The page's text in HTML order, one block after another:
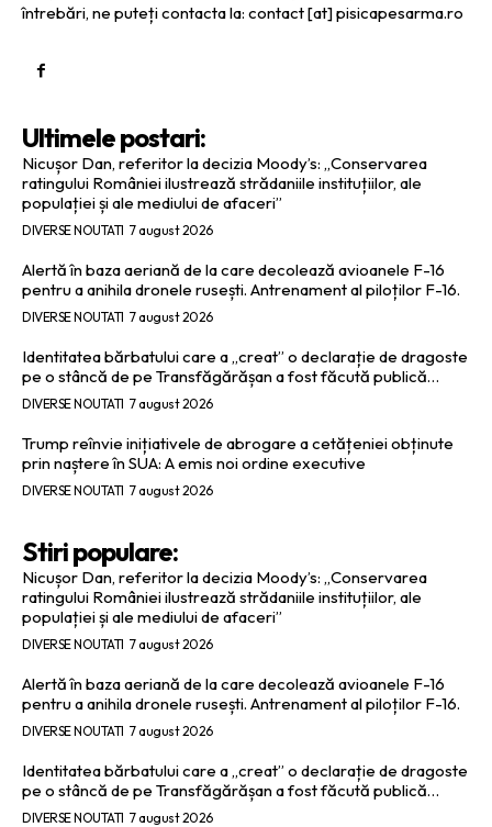
întrebări, ne puteți contacta la: contact [at] pisicapesarma.ro
Ultimele postari:
Nicușor Dan, referitor la decizia Moody’s: „Conservarea
ratingului României ilustrează strădaniile instituțiilor, ale
populației și ale mediului de afaceri”
DIVERSE NOUTATI 7 august 2026
Alertă în baza aeriană de la care decolează avioanele F-16
pentru a anihila dronele rusești. Antrenament al piloților F-16.
DIVERSE NOUTATI 7 august 2026
Identitatea bărbatului care a „creat” o declarație de dragoste
pe o stâncă de pe Transfăgărășan a fost făcută publică…
DIVERSE NOUTATI 7 august 2026
Trump reînvie inițiativele de abrogare a cetățeniei obținute
prin naștere în SUA: A emis noi ordine executive
DIVERSE NOUTATI 7 august 2026
Stiri populare:
Nicușor Dan, referitor la decizia Moody’s: „Conservarea
ratingului României ilustrează strădaniile instituțiilor, ale
populației și ale mediului de afaceri”
DIVERSE NOUTATI 7 august 2026
Alertă în baza aeriană de la care decolează avioanele F-16
pentru a anihila dronele rusești. Antrenament al piloților F-16.
DIVERSE NOUTATI 7 august 2026
Identitatea bărbatului care a „creat” o declarație de dragoste
pe o stâncă de pe Transfăgărășan a fost făcută publică…
DIVERSE NOUTATI 7 august 2026